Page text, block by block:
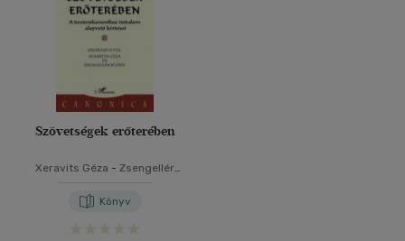
Szövetségek erőterében
Xeravits Géza - Zsengellér
Könyv